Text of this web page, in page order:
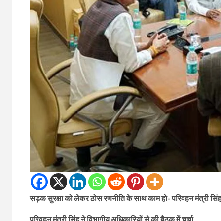
सड़क सुरक्षा को लेकर ठोस रणनीति के साथ काम हो- परिवहन मंत्री सिंह
परिवहन मंत्री सिंह ने विभागीय अधिकारियों से की बैठक में चर्चा